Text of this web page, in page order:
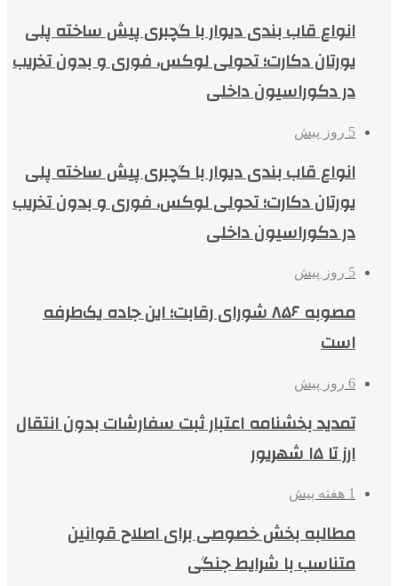
انواع قاب بندی دیوار با گچبری پیش ساخته پلی
یورتان دکارت؛ تحولی لوکس، فوری و بدون تخریب
در دکوراسیون داخلی
5 روز پیش
انواع قاب بندی دیوار با گچبری پیش ساخته پلی
یورتان دکارت؛ تحولی لوکس، فوری و بدون تخریب
در دکوراسیون داخلی
5 روز پیش
مصوبه ۸۵۶ شورای رقابت؛ این جاده یک‌طرفه
است
6 روز پیش
تمدید بخشنامه اعتبار ثبت سفارشات بدون انتقال
ارز تا ۱۵ شهریور
1 هفته پیش
مطالبه بخش خصوصی برای اصلاح قوانین
متناسب با شرایط جنگی